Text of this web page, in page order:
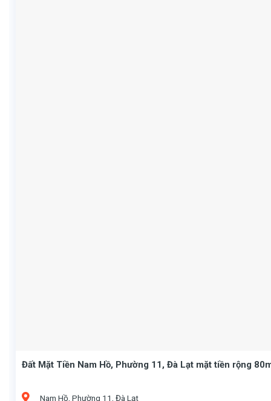
Đất Mặt Tiền Nam Hồ, Phường 11, Đà Lạt mặt tiền rộng
Nam Hồ, Phường 11, Đà Lạt